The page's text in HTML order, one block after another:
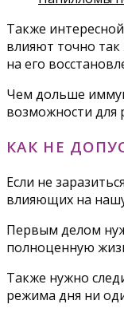
Также
влияют точно так
на его
Чем дольше
возможности для
КАК НЕ
Если не
влияющих на
Первым делом
полноценную
Также нужно
режима дня ни